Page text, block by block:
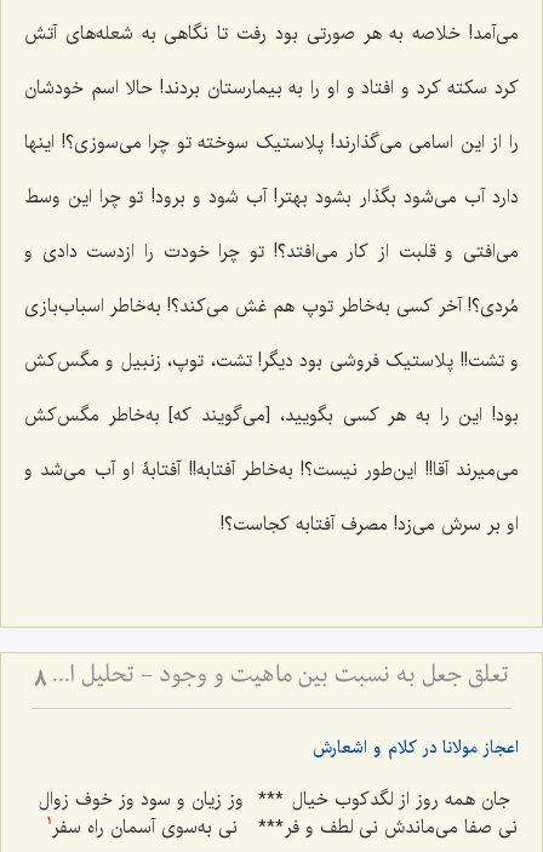
می‌آمد! خلاصه به هر صورتی بود رفت تا نگاهی به شعله‌های آتش
کرد سکته کرد و افتاد و او را به بیمارستان بردند! حالا اسم خودشان
را از این اسامی می‌گذارند! پلاستیک سوخته تو چرا می‌سوزی؟! اینها
دارد آب می‌شود بگذار بشود بهتر! آب شود و برود! تو چرا این وسط
می‌افتی و قلبت از کار می‌افتد؟! تو چرا خودت را ازدست دادی و
مُردی؟! آخر کسی به‌خاطر توپ هم غش می‌کند؟! به‌خاطر اسباب‌بازی
و تشت!! پلاستیک فروشی بود دیگر! تشت، توپ، زنبیل و مگس‌کش
بود! این را به هر کسی بگویید، [می‌گویند که] به‌خاطر مگس‌کش
می‌میرند آقا!! این‌طور نیست؟! به‌خاطر آفتابه!! آفتابۀ او آب می‌شد و
او بر سرش می‌زد! مصرف آفتابه کجاست؟!
تعلق جعل به نسبت بین ماهیت و وجود - تحلیل ادله قائلین به جعل نسبت و نقد مبانی فلسفی آن 8
اعجاز مولانا در کلام و اشعارش
جان همه روز از لگدکوب خیال *** وز زیان و سود وز خوف زوال
نی صفا می‌ماندش نی لطف و فر*** نی به‌سوی آسمان راه سفر 1